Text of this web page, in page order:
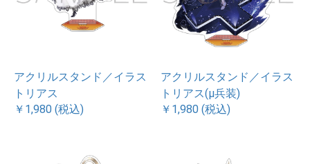
アクリルスタンド／イラス
トリアス
￥1,980 (税込)
アクリルスタンド／イラス
トリアス(μ兵装)
￥1,980 (税込)